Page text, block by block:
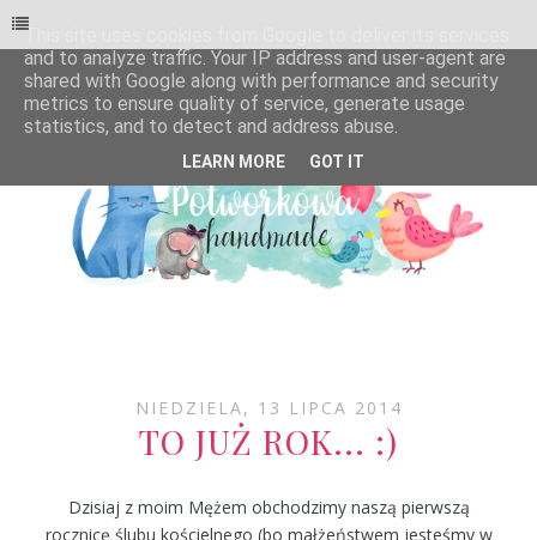
NIEDZIELA, 13 LIPCA 2014
TO JUŻ ROK... :)
Dzisiaj z moim Mężem obchodzimy naszą pierwszą
rocznicę ślubu kościelnego (bo małżeństwem jesteśmy w
This site uses cookies from Google to deliver its services
and to analyze traffic. Your IP address and user-agent are
shared with Google along with performance and security
metrics to ensure quality of service, generate usage
statistics, and to detect and address abuse.
LEARN MORE GOT IT